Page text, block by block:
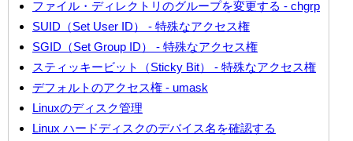
ファイル・ディレクトリのグループを変更する - chgrp
SUID（Set User ID） - 特殊なアクセス権
SGID（Set Group ID） - 特殊なアクセス権
スティッキービット（Sticky Bit） - 特殊なアクセス権
デフォルトのアクセス権 - umask
Linuxのディスク管理
Linux ハードディスクのデバイス名を確認する